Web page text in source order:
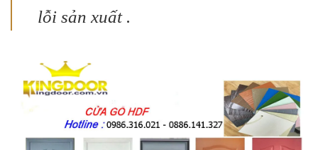
lỗi sản xuất .